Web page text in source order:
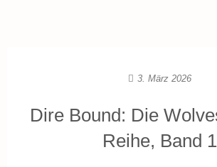
3. März 2026
Dire Bound: Die
Reihe, Band 1